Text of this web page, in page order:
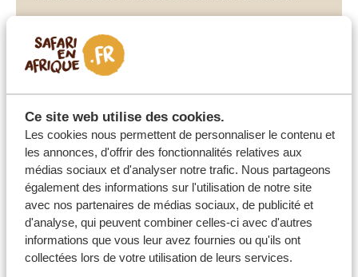
Ce site web utilise des cookies.
Les cookies nous permettent de personnaliser le contenu et
les annonces, d'offrir des fonctionnalités relatives aux
médias sociaux et d'analyser notre trafic. Nous partageons
également des informations sur l'utilisation de notre site
avec nos partenaires de médias sociaux, de publicité et
d'analyse, qui peuvent combiner celles-ci avec d'autres
informations que vous leur avez fournies ou qu'ils ont
collectées lors de votre utilisation de leurs services.
permettront de découvrir une jungle luxuriante et
tranquille, abritant de nombreuses espèces de palmiers
originaires des quatre coins […]
VOIR CETTE ACTIVITÉ
Mombasa
DURÉE : 2-3 HEURES
SANCTUAIRE DE NGUUNI –
PROMENADE GUIDÉE, OBSERVATION
DE GIRAFES ET APÉRITIF AUTOUR DU
FEU DE CAMP
Envie d’un autre type d’apéritif au coucher du soleil